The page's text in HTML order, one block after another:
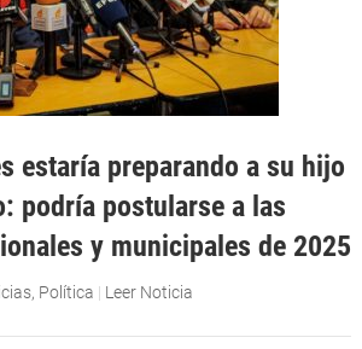
estaría preparando a su hijo
podría postularse a las
y municipales de 2025
, Política | Leer Noticia